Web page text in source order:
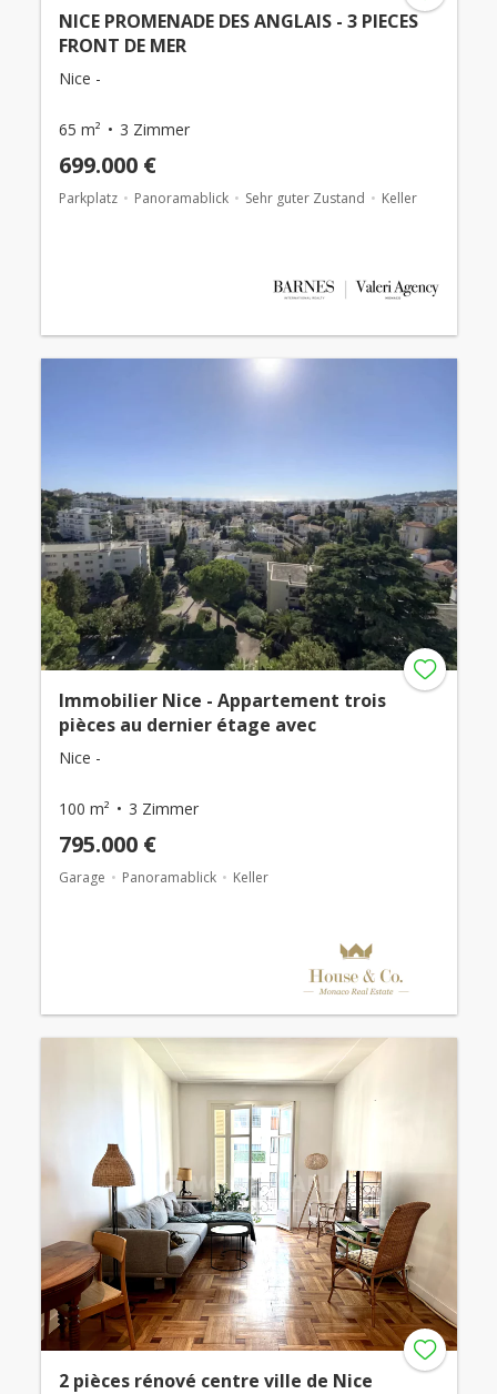
NICE PROMENADE DES ANGLAIS - 3 PIECES
FRONT DE MER
Nice -
65 m² 3 Zimmer
699.000 €
Parkplatz Panoramablick Sehr guter Zustand Keller
Immobilier Nice - Appartement trois
pièces au dernier étage avec
Nice -
100 m² 3 Zimmer
795.000 €
Garage Panoramablick Keller
2 pièces rénové centre ville de Nice